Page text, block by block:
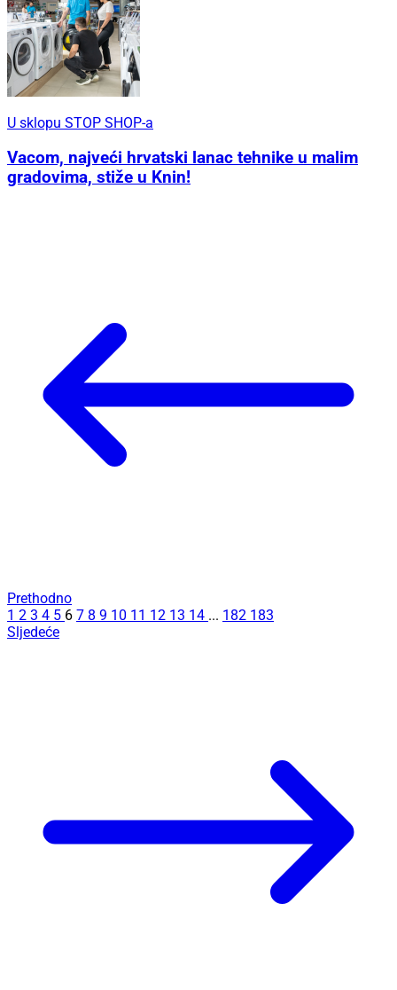
U sklopu STOP SHOP-a
Vacom, najveći hrvatski lanac tehnike u malim
gradovima, stiže u Knin!
Prethodno
1 2 3 4 5 6 7 8 9 10 11 12 13 14 ... 182 183
Sljedeće